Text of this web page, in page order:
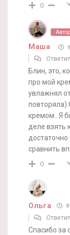
0
Автор
Маша
Блин, это,
про мой
увлажнял
кремом…Я
деле взять
сравнить
0
Ольга
Спасибо за